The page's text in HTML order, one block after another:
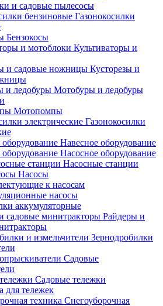
и садовые пылесосы
Газонокосилки
Бензокосы
Культиваторы и
Кусторезы и
Мотобуры и ледобуры
Мотопомпы
Газонокосилки
Навесное оборудование
Насосное оборудование
Насосные станции
Насосы
к насосам
насосы
аккумуляторные
Райдеры и
Зернодробилки
Садовые
Садовые тележки
для тележек
Снегоуборочная